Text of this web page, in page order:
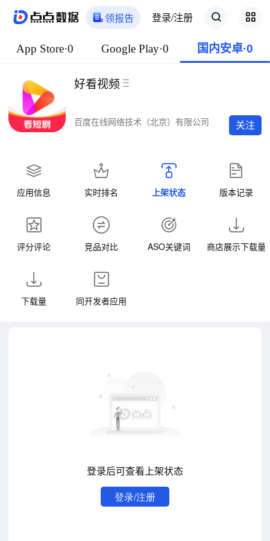
领报告 登录/注册
App Store·0 Google Play·0 国内安卓·0
好看视频
百度在线网络技术（北京）有限公司 关注
应用信息 实时排名 上架状态 版本记录
评分评论 竞品对比 ASO关键词 商店展示下载量
下载量 同开发者应用
登录后可查看上架状态
登录/注册